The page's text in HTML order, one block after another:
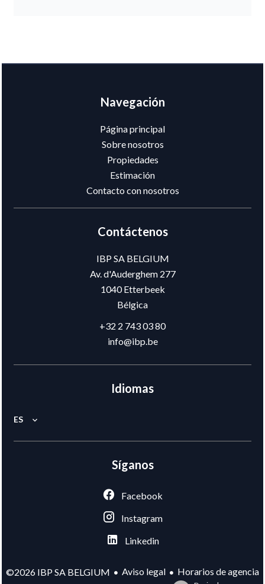
Navegación
Página principal
Sobre nosotros
Propiedades
Estimación
Contacto con nosotros
Contáctenos
IBP SA BELGIUM
Av. d'Auderghem 277
1040Etterbeek
Bélgica
+32 2 743 03 80
info@ibp.be
Idiomas
ES
Síganos
Facebook
Instagram
Linkedin
©2026 IBP SA BELGIUM Aviso legal
Horarios de agencia